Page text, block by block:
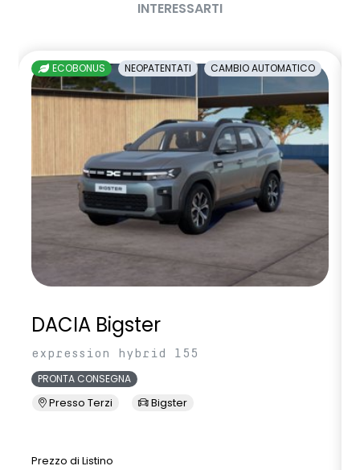
INTERESSARTI
ECOBONUS NEOPATENTATI CAMBIO AUTOMATICO
DACIA Bigster
expression hybrid 155
PRONTA CONSEGNA
Presso Terzi Bigster
Prezzo di Listino